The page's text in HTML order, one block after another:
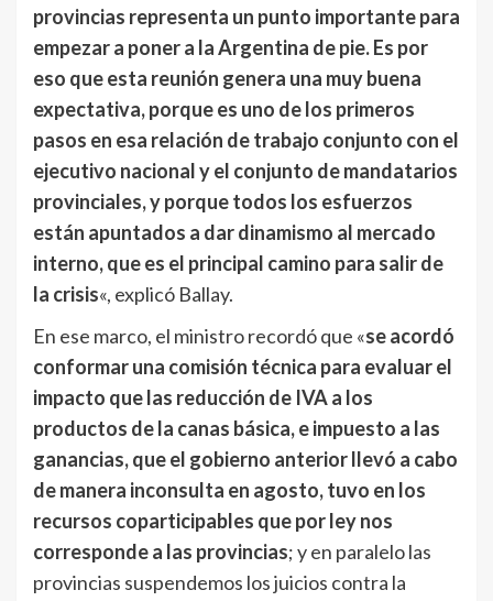
provincias representa un punto importante para
empezar a poner a la Argentina de pie. Es por
eso que esta reunión genera una muy buena
expectativa, porque es uno de los primeros
pasos en esa relación de trabajo conjunto con el
ejecutivo nacional y el conjunto de mandatarios
provinciales, y porque todos los esfuerzos
están apuntados a dar dinamismo al mercado
interno, que es el principal camino para salir de
la crisis«, explicó Ballay.
En ese marco, el ministro recordó que «se acordó
conformar una comisión técnica para evaluar el
impacto que las reducción de IVA a los
productos de la canas básica, e impuesto a las
ganancias, que el gobierno anterior llevó a cabo
de manera inconsulta en agosto, tuvo en los
recursos coparticipables que por ley nos
corresponde a las provincias; y en paralelo las
provincias suspendemos los juicios contra la